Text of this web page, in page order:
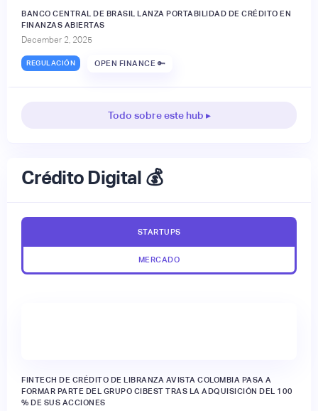
BANCO CENTRAL DE BRASIL LANZA PORTABILIDAD DE CRÉDITO EN
FINANZAS ABIERTAS
December 2, 2025
REGULACIÓN OPEN FINANCE 🔑
Todo sobre este hub ▸
Crédito Digital 💰
STARTUPS
MERCADO
FINTECH DE CRÉDITO DE LIBRANZA AVISTA COLOMBIA PASA A
FORMAR PARTE DEL GRUPO CIBEST TRAS LA ADQUISICIÓN DEL 100
% DE SUS ACCIONES